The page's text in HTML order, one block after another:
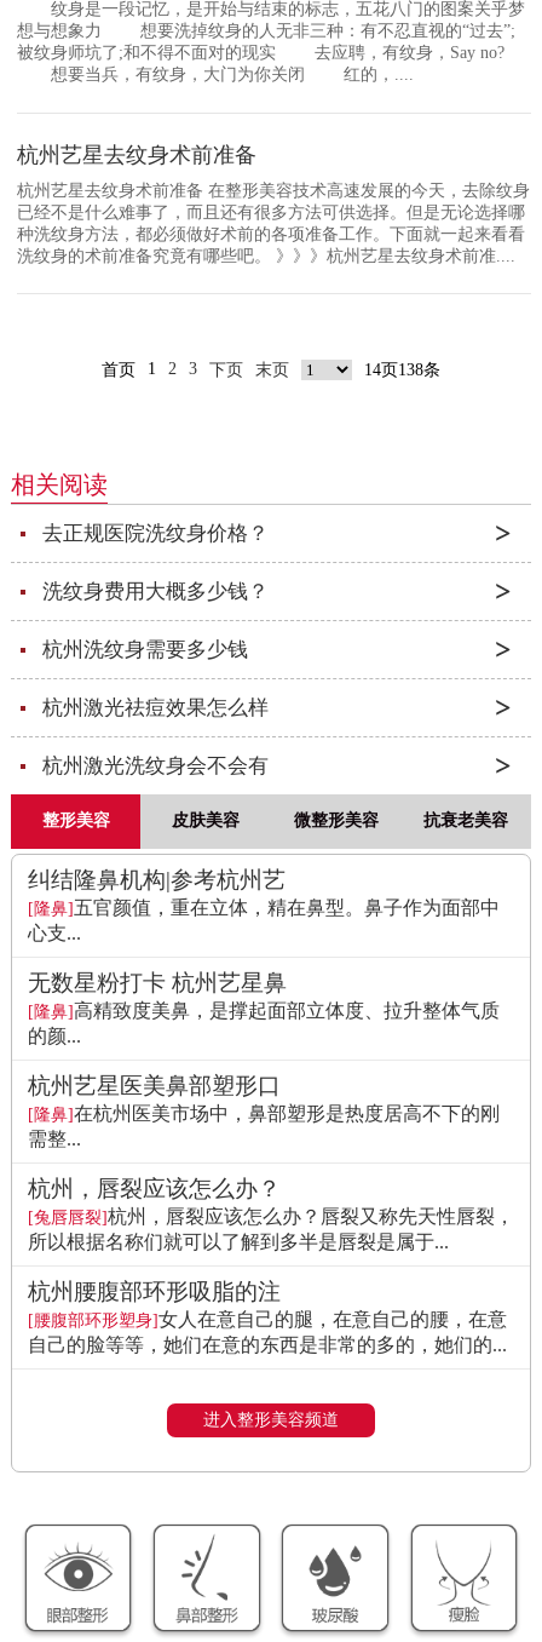
纹身是一段记忆，是开始与结束的标志，五花八门的图案关乎梦
想与想象力 想要洗掉纹身的人无非三种：有不忍直视的“过去”;
被纹身师坑了;和不得不面对的现实 去应聘，有纹身，Say no?
想要当兵，有纹身，大门为你关闭 红的，....
杭州艺星去纹身术前准备
杭州艺星去纹身术前准备 在整形美容技术高速发展的今天，去除纹身
已经不是什么难事了，而且还有很多方法可供选择。但是无论选择哪
种洗纹身方法，都必须做好术前的各项准备工作。下面就一起来看看
洗纹身的术前准备究竟有哪些吧。 》》》杭州艺星去纹身术前准....
首页 1 2 3 下页 末页 14页138条
相关阅读
去正规医院洗纹身价格？
洗纹身费用大概多少钱？
杭州洗纹身需要多少钱
杭州激光祛痘效果怎么样
杭州激光洗纹身会不会有
整形美容 皮肤美容 微整形美容 抗衰老美容
纠结隆鼻机构|参考杭州艺
[隆鼻]五官颜值，重在立体，精在鼻型。鼻子作为面部中
心支...
无数星粉打卡 杭州艺星鼻
[隆鼻]高精致度美鼻，是撑起面部立体度、拉升整体气质
的颜...
杭州艺星医美鼻部塑形口
[隆鼻]在杭州医美市场中，鼻部塑形是热度居高不下的刚
需整...
杭州，唇裂应该怎么办？
[兔唇唇裂]杭州，唇裂应该怎么办？唇裂又称先天性唇裂，
所以根据名称们就可以了解到多半是唇裂是属于...
杭州腰腹部环形吸脂的注
[腰腹部环形塑身]女人在意自己的腿，在意自己的腰，在意
自己的脸等等，她们在意的东西是非常的多的，她们的...
进入整形美容频道